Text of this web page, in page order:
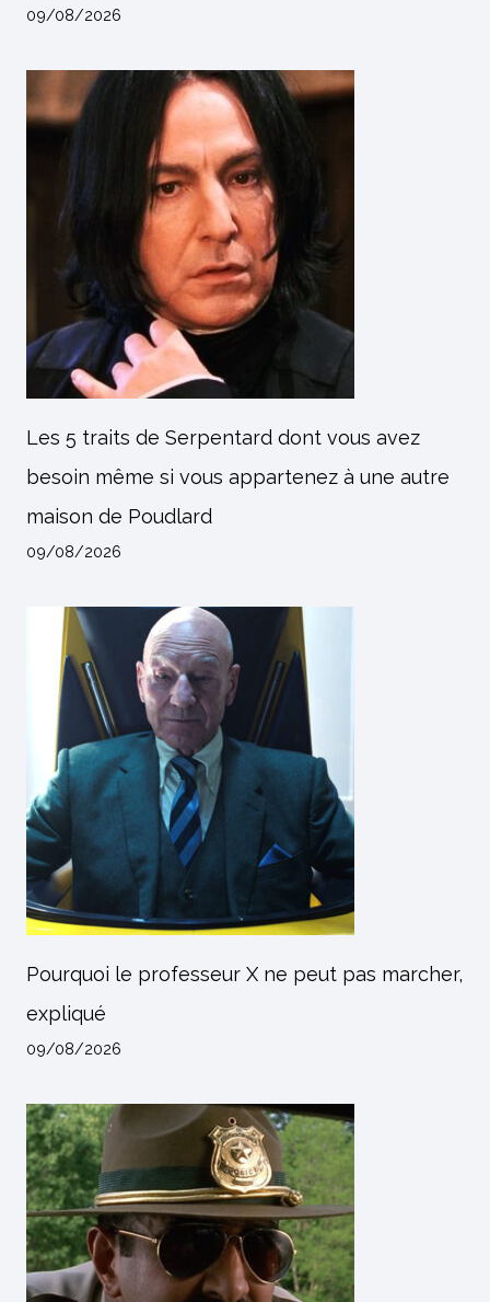
09/08/2026
Les 5 traits de Serpentard dont vous avez
besoin même si vous appartenez à une autre
maison de Poudlard
09/08/2026
Pourquoi le professeur X ne peut pas marcher,
expliqué
09/08/2026